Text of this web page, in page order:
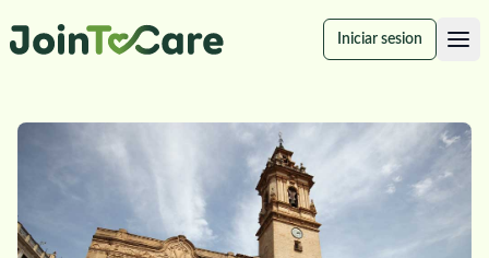
Iniciar sesion